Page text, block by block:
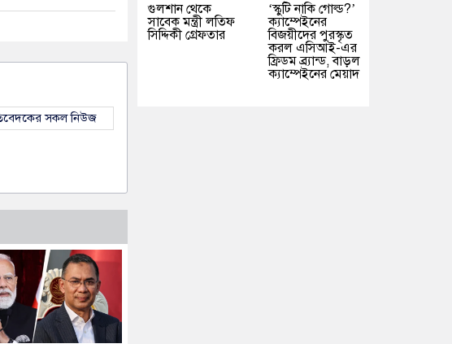
সকল নিউজ
গুলশান থেকে
সাবেক মন্ত্রী লতিফ
সিদ্দিকী গ্রেফতার
‘স্কুটি নাকি গোল্ড?’
ক্যাম্পেইনের
বিজয়ীদের পুরস্কৃত
করল এসিআই-এর
ফ্রিডম ব্র্যান্ড, বাড়ল
ক্যাম্পেইনের মেয়াদ